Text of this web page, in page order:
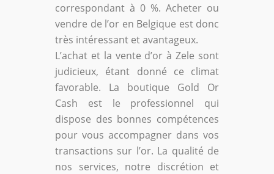
correspondant à 0 %. Acheter ou
vendre de l’or en Belgique est donc
très intéressant et avantageux.
L’achat et la vente d’or à Zele sont
judicieux, étant donné ce climat
favorable. La boutique Gold Or
Cash est le professionnel qui
dispose des bonnes compétences
pour vous accompagner dans vos
transactions sur l’or. La qualité de
nos services, notre discrétion et